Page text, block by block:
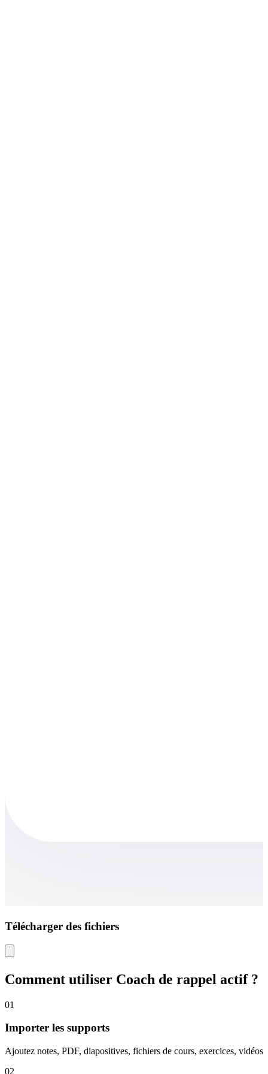
Télécharger des fichiers
Comment utiliser Coach de rappel actif ?
01
Importer les supports
Ajoutez notes, PDF, diapositives, fichiers de cours, exercices, vidéos
02